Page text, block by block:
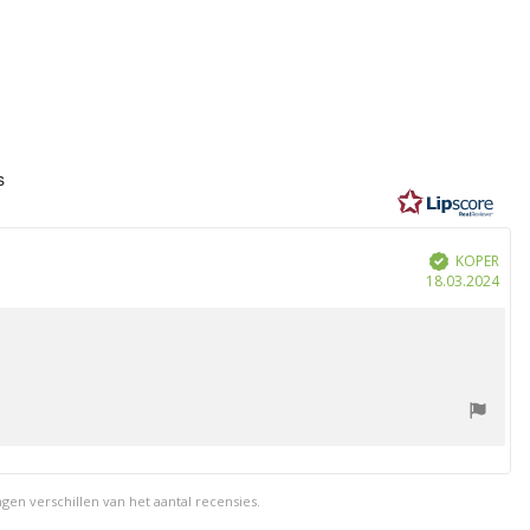
Geverifieerd
KOPER
18.03.2024
verschillen van het aantal recensies.